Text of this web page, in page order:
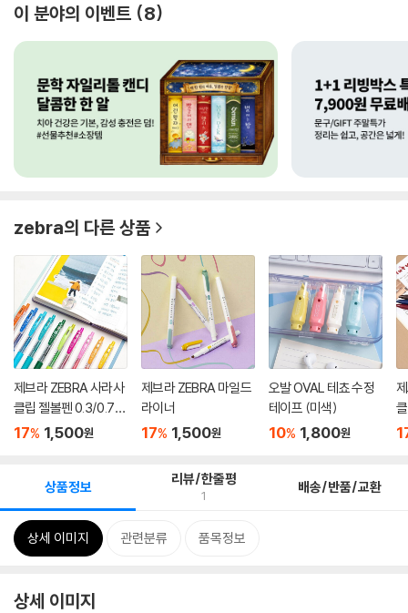
이 분야의 이벤트 8
zebra의 다른 상품
제브라 ZEBRA 사라사
클립 젤볼펜 0.3/0.7m
m
17% 1,500원
제브라 ZEBRA 마일드
라이너
17% 1,500원
오발 OVAL 테쵸 수정
테이프 (미색)
10% 1,800원
상품정보 리뷰/한줄평
1 배송/반품/교환
상세 이미지 관련분류 품목정보
상세 이미지